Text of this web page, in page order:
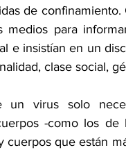
de
medios para
e insistían en un
clase social,
virus solo
-como los
cuerpos que están